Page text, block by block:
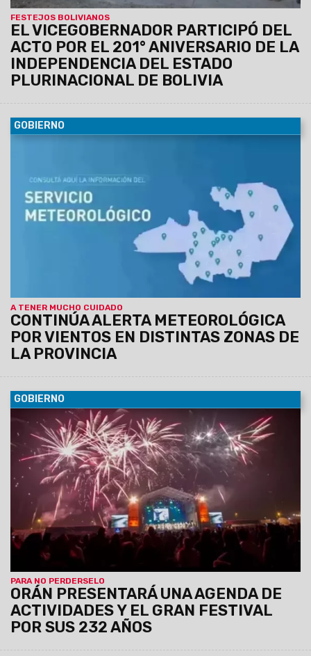
FESTEJOS BOLIVIANOS
EL VICEGOBERNADOR PARTICIPÓ DEL
ACTO POR EL 201° ANIVERSARIO DE LA
INDEPENDENCIA DEL ESTADO
PLURINACIONAL DE BOLIVIA
GOBIERNO
A TENER MUCHO CUIDADO
CONTINÚA ALERTA METEOROLÓGICA
POR VIENTOS EN DISTINTAS ZONAS DE
LA PROVINCIA
GOBIERNO
PARA NO PERDERSELO
ORÁN PRESENTARÁ UNA AGENDA DE
ACTIVIDADES Y EL GRAN FESTIVAL
POR SUS 232 AÑOS
06/08/2026 La conferencia de prensa se llevará a cabo
este jueves 6 de agosto, a las 11:30, en el Centro Cultural
América de Salta.